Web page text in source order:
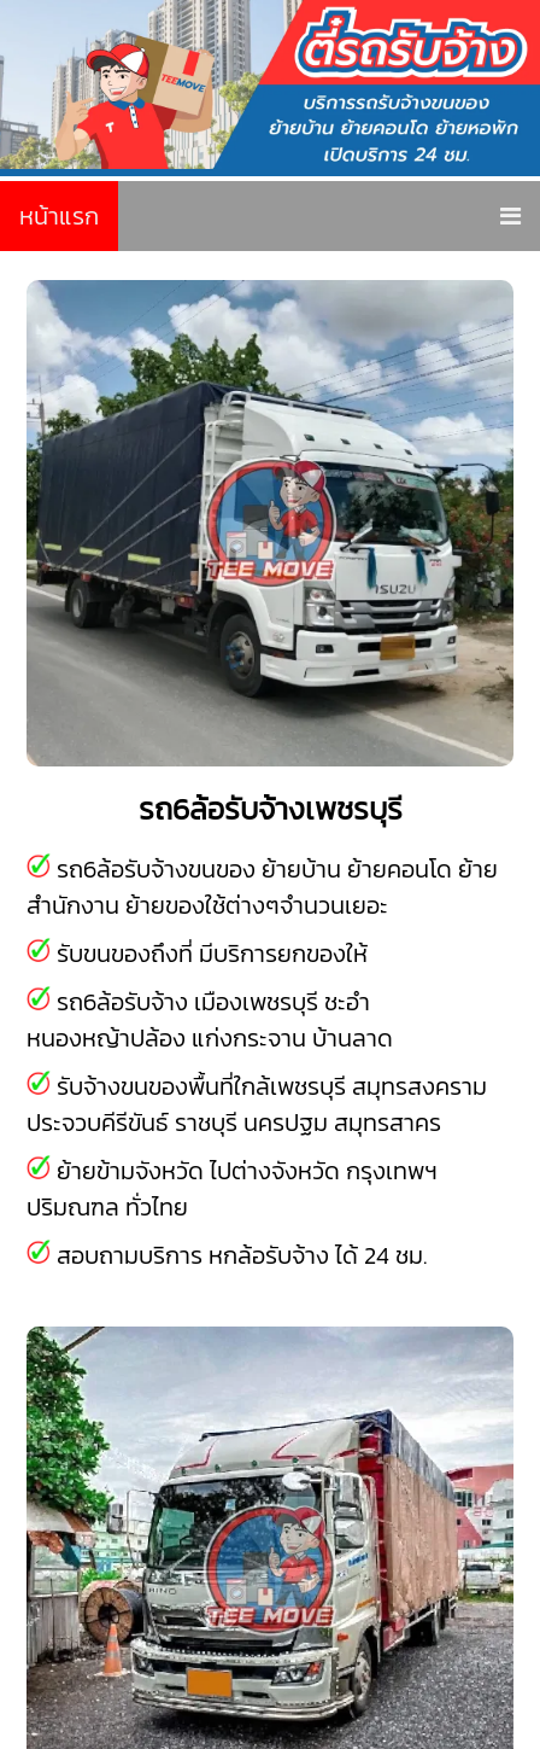
หน้าแรก
รถ6ล้อรับจ้างเพชรบุรี
รถ6ล้อรับจ้างขนของ ย้ายบ้าน ย้ายคอนโด ย้าย
สำนักงาน ย้ายของใช้ต่างๆจำนวนเยอะ
รับขนของถึงที่ มีบริการยกของให้
รถ6ล้อรับจ้าง เมืองเพชรบุรี ชะอำ
หนองหญ้าปล้อง แก่งกระจาน บ้านลาด
รับจ้างขนของพื้นที่ใกล้เพชรบุรี สมุทรสงคราม
ประจวบคีรีขันธ์ ราชบุรี นครปฐม สมุทรสาคร
ย้ายข้ามจังหวัด ไปต่างจังหวัด กรุงเทพฯ
ปริมณฑล ทั่วไทย
สอบถามบริการ หกล้อรับจ้าง ได้ 24 ชม.